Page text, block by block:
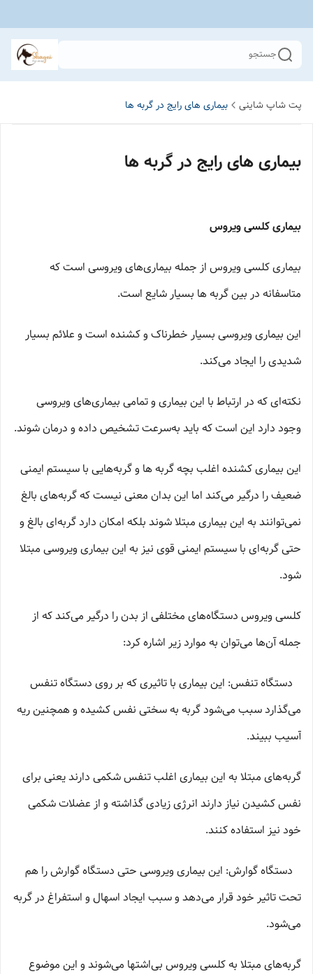
جستجو
پت شاپ شاینی بیماری های رایج در گربه ها
بیماری های رایج در گربه ها
بیماری کلسی ویروس
بیماری کلسی ویروس از جمله بیماری‌های ویروسی است که
متاسفانه در بین گربه ها بسیار شایع است.
این بیماری ویروسی بسیار خطرناک و کشنده است و علائم بسیار
شدیدی را ایجاد می‌کند.
نکته‌ای که در ارتباط با این بیماری و تمامی بیماری‌های ویروسی
وجود دارد این است که باید به‌سرعت تشخیص داده و درمان شوند.
این بیماری کشنده اغلب بچه گربه ها و گربه‌هایی با سیستم ایمنی
ضعیف را درگیر می‌کند اما این بدان معنی نیست که گربه‌های بالغ
نمی‌توانند به این بیماری مبتلا شوند بلکه امکان دارد گربه‌ای بالغ و
حتی گربه‌ای با سیستم ایمنی قوی نیز به این بیماری ویروسی مبتلا
شود.
کلسی ویروس دستگاه‌های مختلفی از بدن را درگیر می‌کند که از
جمله آن‌ها می‌توان به موارد زیر اشاره کرد:
دستگاه تنفس: این بیماری با تاثیری که بر روی دستگاه تنفس
می‌گذارد سبب می‌شود گربه به سختی نفس کشیده و همچنین ریه
آسیب ببیند.
گربه‌های مبتلا به این بیماری اغلب تنفس شکمی دارند یعنی برای
نفس کشیدن نیاز دارند انرژی زیادی گذاشته و از عضلات شکمی
خود نیز استفاده کنند.
دستگاه گوارش: این بیماری ویروسی حتی دستگاه گوارش را هم
تحت تاثیر خود قرار می‌دهد و سبب ایجاد اسهال و استفراغ در گربه
می‌شود.
گربه‌های مبتلا به کلسی ویروس بی‌اشتها می‌شوند و این موضوع